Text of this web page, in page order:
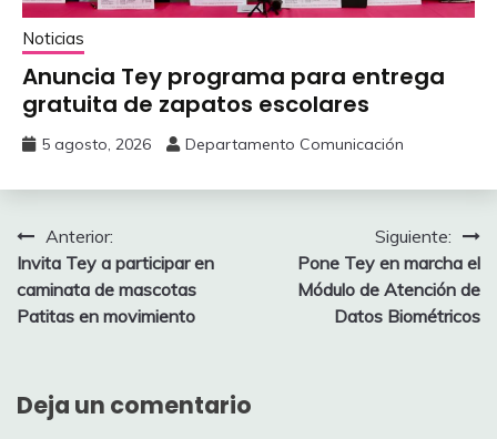
Noticias
Anuncia Tey programa para entrega
gratuita de zapatos escolares
5 agosto, 2026 Departamento Comunicación
Navegación
de
entradas
Anterior:
‎Invita Tey a participar en
caminata de mascotas
Patitas en movimiento
Siguiente:
‎Pone Tey en marcha el
Módulo ‎de Atención de
Datos Biométricos
Deja un comentario